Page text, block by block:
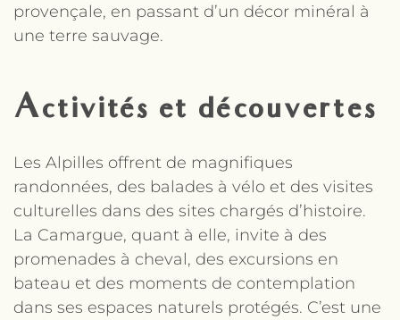
provençale, en passant d’un décor minéral à
une terre sauvage.
Activités et découvertes
Les Alpilles offrent de magnifiques
randonnées, des balades à vélo et des visites
culturelles dans des sites chargés d’histoire.
La Camargue, quant à elle, invite à des
promenades à cheval, des excursions en
bateau et des moments de contemplation
dans ses espaces naturels protégés. C’est une